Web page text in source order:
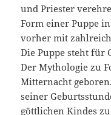
und Priester
Form einer Puppe
vorher mit
Die Puppe steht für
Der Mythologie zu
Mitternacht
seiner
göttlichen Kindes